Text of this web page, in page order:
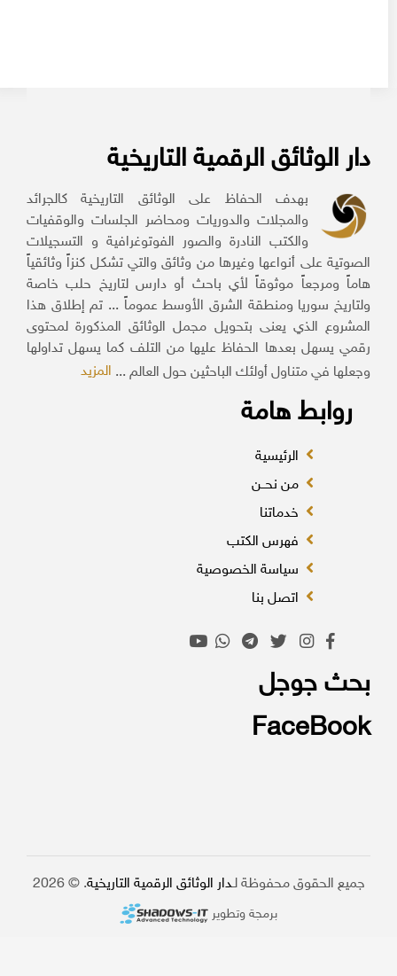
دار الوثائق الرقمية التاريخية
بهدف الحفاظ على الوثائق التاريخية كالجرائد
والمجلات والدوريات ومحاضر الجلسات والوقفيات
والكتب النادرة والصور الفوتوغرافية و التسجيلات
الصوتية على أنواعها وغيرها من وثائق والتي تشكل كنزاً وثائقياً
هاماً ومرجعاً موثوقاً لأي باحث أو دارس لتاريخ حلب خاصة
ولتاريخ سوريا ومنطقة الشرق الأوسط عموماً ... تم إطلاق هذا
المشروع الذي يعنى بتحويل مجمل الوثائق المذكورة لمحتوى
رقمي يسهل بعدها الحفاظ عليها من التلف كما يسهل تداولها
وجعلها في متناول أولئك الباحثين حول العالم ...المزيد
روابط هامة
الرئيسية
من نحــن
خدماتنا
فهرس الكتب
سياسة الخصوصية
اتصل بنا
بحث جوجل
FaceBook
جميع الحقوق محفوظة لـ دار الوثائق الرقمية التاريخية. © 2026
برمجة وتطوير